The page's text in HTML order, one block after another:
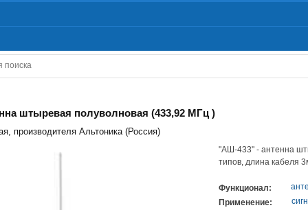
штыревая полуволновая (433,92 МГц )
производителя Альтоника (Россия)
"АШ-433" - антенна
типов, длина кабеля
Функционал:
Применение: